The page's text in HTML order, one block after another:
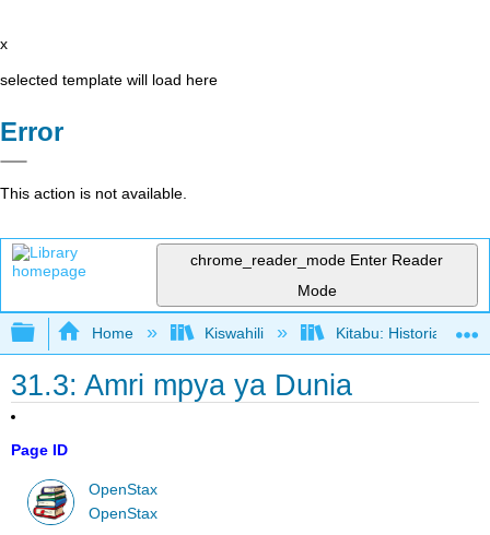
x
selected template will load here
Error
This action is not available.
chrome_reader_mode Enter Reader
Mode
Expand/collapse global hierarchy
Home Kiswahili Kitabu: Historia ya
31.3: Amri mpya ya Dunia
Page ID
OpenStax
OpenStax